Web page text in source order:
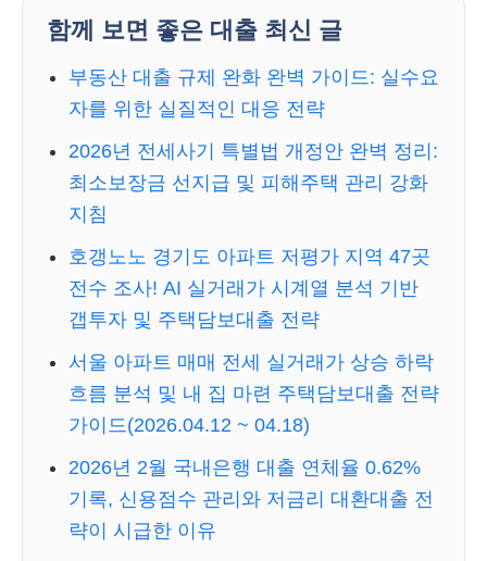
함께 보면 좋은 대출 최신 글
부동산 대출 규제 완화 완벽 가이드: 실수요
자를 위한 실질적인 대응 전략
2026년 전세사기 특별법 개정안 완벽 정리:
최소보장금 선지급 및 피해주택 관리 강화
지침
호갱노노 경기도 아파트 저평가 지역 47곳
전수 조사! AI 실거래가 시계열 분석 기반
갭투자 및 주택담보대출 전략
서울 아파트 매매 전세 실거래가 상승 하락
흐름 분석 및 내 집 마련 주택담보대출 전략
가이드(2026.04.12 ~ 04.18)
2026년 2월 국내은행 대출 연체율 0.62%
기록, 신용점수 관리와 저금리 대환대출 전
략이 시급한 이유